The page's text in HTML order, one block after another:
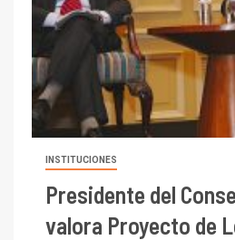
INSTITUCIONES
Presidente del
valora Proyecto de